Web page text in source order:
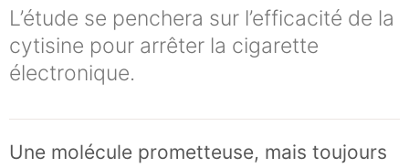
L’étude se penchera sur l’efficacité de la
cytisine pour arrêter la cigarette
électronique.
Une molécule prometteuse, mais toujours